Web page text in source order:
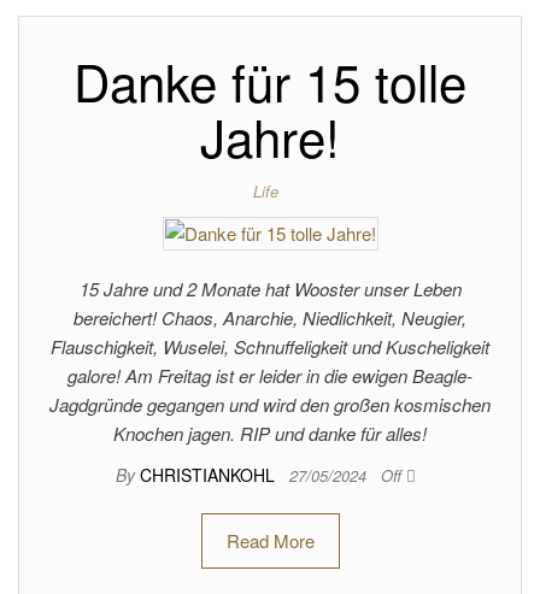
Danke für 15 tolle
Jahre!
Life
15 Jahre und 2 Monate hat Wooster unser Leben
bereichert! Chaos, Anarchie, Niedlichkeit, Neugier,
Flauschigkeit, Wuselei, Schnuffeligkeit und Kuscheligkeit
galore! Am Freitag ist er leider in die ewigen Beagle-
Jagdgründe gegangen und wird den großen kosmischen
Knochen jagen. RIP und danke für alles!
By CHRISTIANKOHL 27/05/2024 Off
Read More